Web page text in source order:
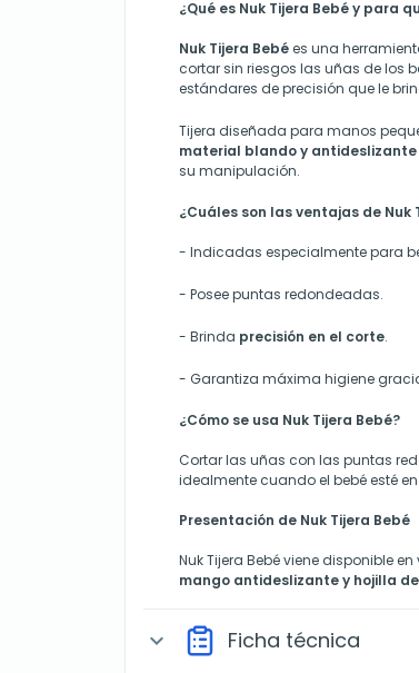
¿Qué es Nuk Tijera Bebé y para
Nuk Tijera Bebées una
cortar sin riesgos las uñas de los
estándares de precisión que le
Tijera diseñada para manos
material blando y antideslizante
su manipulación.
¿Cuáles son las ventajas de Nuk
- Indicadas especialmente para
- Posee puntas redondeadas.
- Brinda precisión en el corte.
- Garantiza máxima higiene
¿Cómo se usa Nuk Tijera Bebé?
Cortar las uñas con las puntas
idealmente cuando el bebé esté
Presentación de Nuk Tijera Bebé
Nuk Tijera Bebéviene disponible en
mango antideslizante y hojilla
expand_more Ficha técnica